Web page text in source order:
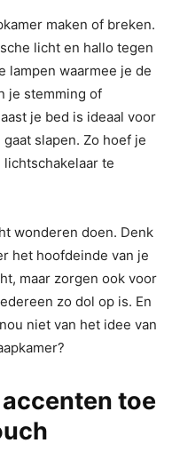
maken of breken.
licht en hallo tegen
lampen waarmee je de
je stemming of
je bed is ideaal voor
slapen. Zo hoef je
te
wonderen doen. Denk
het hoofdeinde van je
maar zorgen ook voor
zo dol op is. En
niet van het idee van
toe